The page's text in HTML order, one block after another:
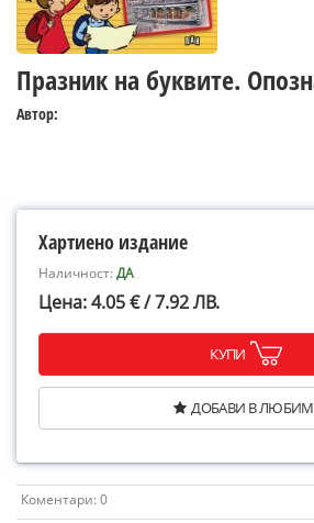
Празник на буквите.
Автор:
Хартиено издание
Наличност:ДА
Цена: 4.05 € / 7.92 ЛВ.
КУПИ
ДОБАВИ В
Коментари: 0